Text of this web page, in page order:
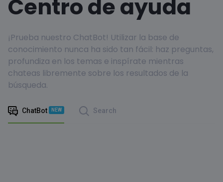
Centro de ayuda
¡Prueba nuestro ChatBot! Utilizar la base de
conocimiento nunca ha sido tan fácil: haz preguntas,
profundiza en los temas e inspírate mientras
chateas libremente sobre los resultados de la
búsqueda.
ChatBot NEW Search